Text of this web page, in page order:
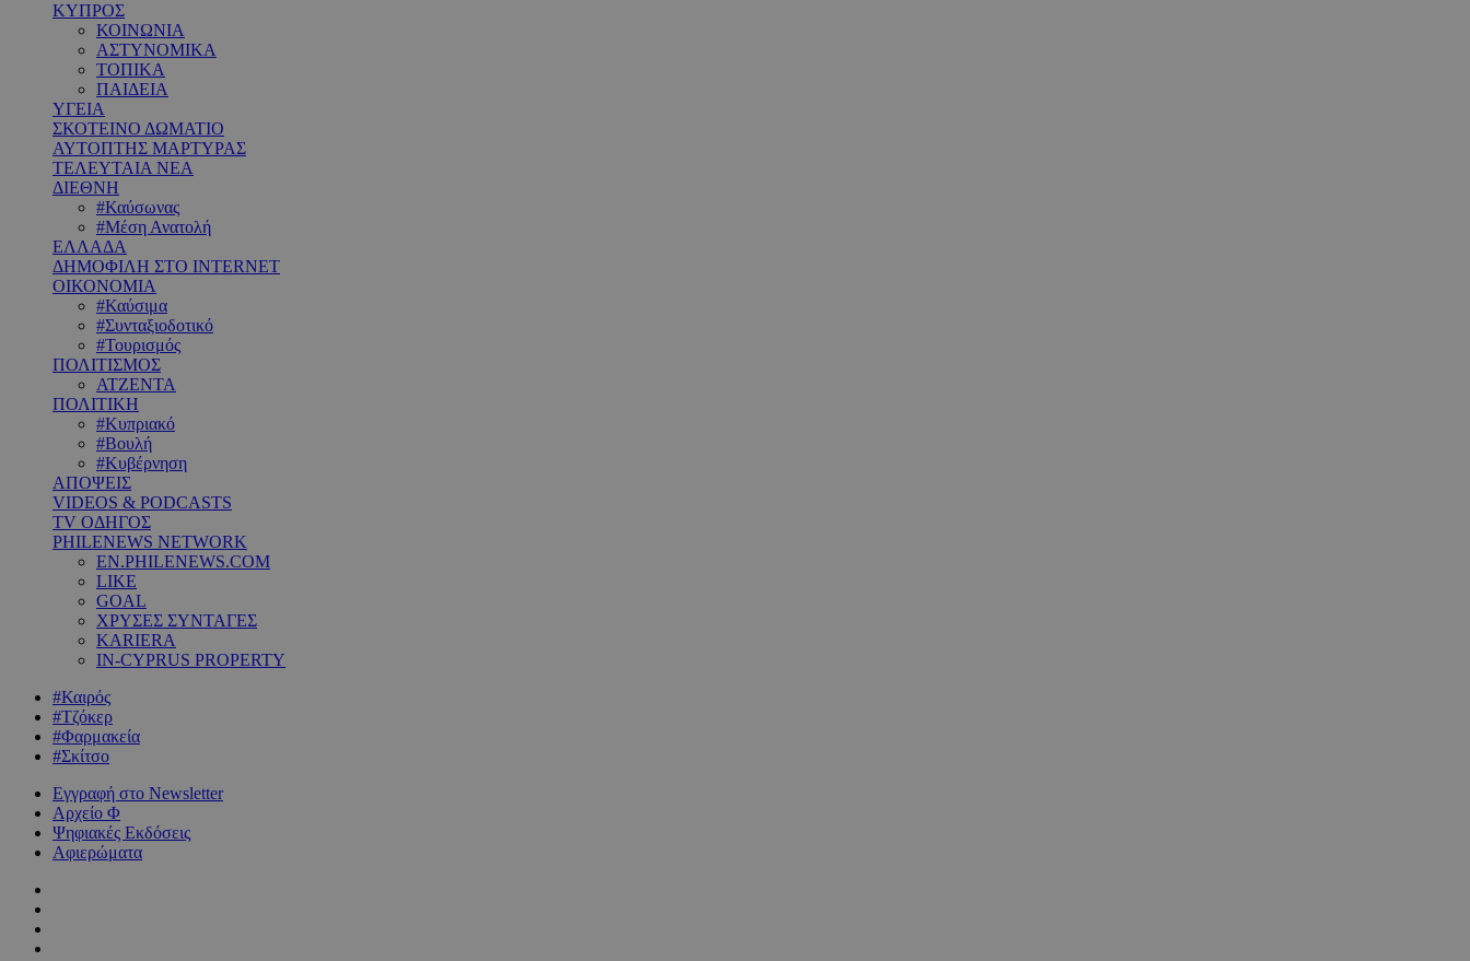
ΚΥΠΡΟΣ
ΚΟΙΝΩΝΙΑ
ΑΣΤΥΝΟΜΙΚΑ
ΤΟΠΙΚΑ
ΠΑΙΔΕΙΑ
ΥΓΕΙΑ
ΣΚΟΤΕΙΝΟ ΔΩΜΑΤΙΟ
ΑΥΤΟΠΤΗΣ ΜΑΡΤΥΡΑΣ
ΤΕΛΕΥΤΑΙΑ ΝΕΑ
ΔΙΕΘΝΗ
#Καύσωνας
#Μέση Ανατολή
ΕΛΛΑΔΑ
ΔΗΜΟΦΙΛΗ ΣΤΟ INTERNET
ΟΙΚΟΝΟΜΙΑ
#Καύσιμα
#Συνταξιοδοτικό
#Τουρισμός
ΠΟΛΙΤΙΣΜΟΣ
ΑΤΖΕΝΤΑ
ΠΟΛΙΤΙΚΗ
#Κυπριακό
#Βουλή
#Κυβέρνηση
ΑΠΟΨΕΙΣ
VIDEOS & PODCASTS
TV ΟΔΗΓΟΣ
PHILENEWS NETWORK
EN.PHILENEWS.COM
LIKE
GOAL
ΧΡΥΣΕΣ ΣΥΝΤΑΓΕΣ
KARIERA
IN-CYPRUS PROPERTY
#Καιρός
#Τζόκερ
#Φαρμακεία
#Σκίτσο
Εγγραφή στο Newsletter
Αρχείο Φ
Ψηφιακές Εκδόσεις
Αφιερώματα